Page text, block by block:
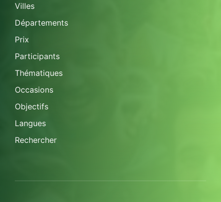
Villes
Départements
Prix
Participants
Thématiques
Occasions
Objectifs
Langues
Rechercher